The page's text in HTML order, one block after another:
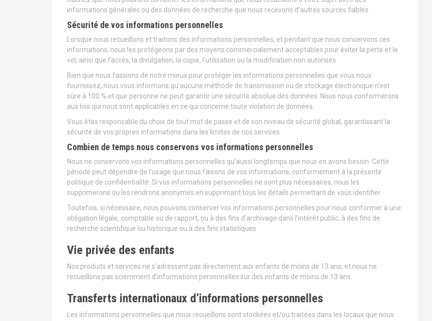
informations générales ou des données de recherche que nous recevons d’autres sources fiables.
Sécurité de vos informations personnelles
Lorsque nous recueillons et traitons des informations personnelles, et pendant que nous conservons ces
informations, nous les protégeons par des moyens commercialement acceptables pour éviter la perte et le
vol, ainsi que l’accès, la divulgation, la copie, l’utilisation ou la modification non autorisés.
Bien que nous fassions de notre mieux pour protéger les informations personnelles que vous nous
fournissez, nous vous informons qu’aucune méthode de transmission ou de stockage électronique n’est
sûre à 100 % et que personne ne peut garantir une sécurité absolue des données. Nous nous conformerons
aux lois qui nous sont applicables en ce qui concerne toute violation de données.
Vous êtes responsable du choix de tout mot de passe et de son niveau de sécurité global, garantissant la
sécurité de vos propres informations dans les limites de nos services.
Combien de temps nous conservons vos informations personnelles
Nous ne conservons vos informations personnelles qu’aussi longtemps que nous en avons besoin. Cette
période peut dépendre de l’usage que nous faisons de vos informations, conformément à la présente
politique de confidentialité. Si vos informations personnelles ne sont plus nécessaires, nous les
supprimerons ou les rendrons anonymes en supprimant tous les détails permettant de vous identifier.
Toutefois, si nécessaire, nous pouvons conserver vos informations personnelles pour nous conformer à une
obligation légale, comptable ou de rapport, ou à des fins d’archivage dans l’intérêt public, à des fins de
recherche scientifique ou historique ou à des fins statistiques.
Vie privée des enfants
Nos produits et services ne s’adressent pas directement aux enfants de moins de 13 ans, et nous ne
recueillons pas sciemment d’informations personnelles sur des enfants de moins de 13 ans.
Transferts internationaux d’informations personnelles
Les informations personnelles que nous recueillons sont stockées et/ou traitées dans les locaux que nous